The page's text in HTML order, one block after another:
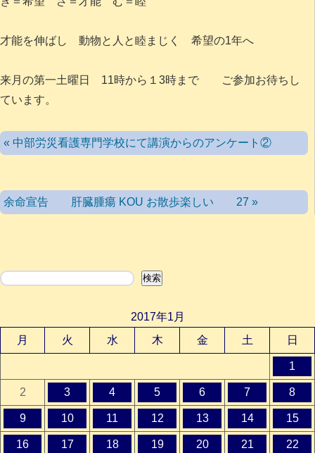
才能を伸ばし 動物と人と睦まじく 希望の1年へ
来月の第一土曜日 11時から１3時まで ご参加お待ちし
ています。
« 中部労災看護専門学校にて講演からのアンケート②
余命宣告 肝臓腫瘍 KOU お散歩楽しい 27 »
検索 検索
2017年1月
月
火 水 木 金 土 日
1
2 3 4 5 6 7 8
9 10 11 12 13 14 15
16 17 18 19 20 21 22